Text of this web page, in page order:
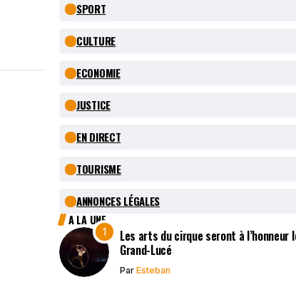
SPORT
CULTURE
ECONOMIE
JUSTICE
EN DIRECT
TOURISME
ANNONCES LÉGALES
A LA UNE
Les arts du cirque seront à l’honneur
Grand-Lucé
Par Esteban